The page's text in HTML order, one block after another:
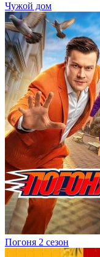
Чужой дом
Погоня 2 сезон